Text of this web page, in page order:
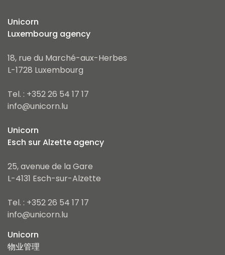
Unicorn
Luxembourg agency
18, rue du Marché-aux-Herbes
L-1728 Luxembourg
Tel. : +352 26 54 17 17
info@unicorn.lu
Unicorn
Esch sur Alzette agency
25, avenue de la Gare
L-4131 Esch-sur-Alzette
Tel. : +352 26 54 17 17
info@unicorn.lu
Unicorn
物业管理